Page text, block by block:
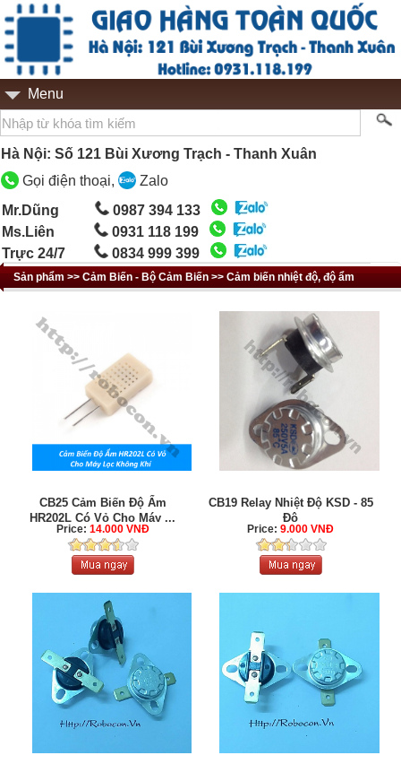
Menu
Hà Nội: Số 121 Bùi Xương Trạch - Thanh Xuân
Gọi điện thoại,
Zalo
Mr.Dũng
0987 394 133
Ms.Liên
0931 118 199
Trực 24/7
0834 999 399
Sản phẩm >> Cảm Biến - Bộ Cảm Biến >> Cảm biến nhiệt độ, độ ẩm
CB25 Cảm Biến Độ Ẩm
HR202L Có Vỏ Cho Máy ...
Price: 14.000 VNĐ
CB19 Relay Nhiệt Độ KSD - 85
Độ
Price:9.000 VNĐ